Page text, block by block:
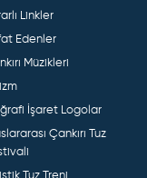
Linkler
Edenler
Müzikleri
İşaret Logolar
Çankırı Tuz